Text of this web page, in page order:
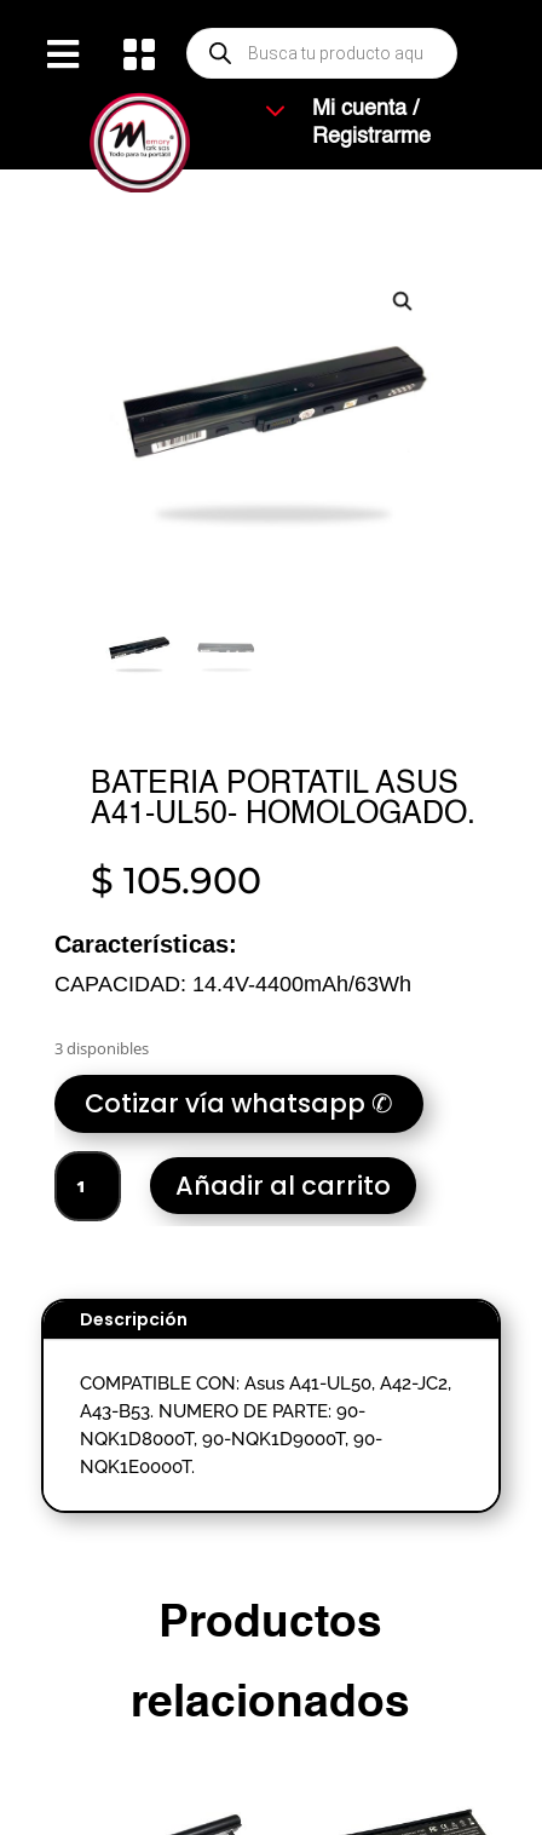
  Búsqueda
de
productos
3
Mi cuenta /
Registrarme
BATERIA PORTATIL ASUS
A41-UL50- HOMOLOGADO.
$ 105.900
Características:
CAPACIDAD: 14.4V-4400mAh/63Wh
3 disponibles
Cotizar vía whatsapp ✆
BATERIA
PORTATIL
ASUS
HOMOLOGADO.
cantidad
Añadir al carrito
Descripción
COMPATIBLE CON: Asus A41-UL50, A42-JC2,
A43-B53. NUMERO DE PARTE: 90-
NQK1D8000T, 90-NQK1D9000T, 90-
NQK1E0000T.
Productos
relacionados